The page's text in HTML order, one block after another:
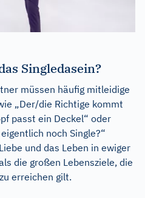
Singledasein?
müssen häufig mitleidige
„Der/die Richtige kommt
passt ein Deckel“ oder
noch Single?“
und das Leben in ewiger
die großen Lebensziele, die
erreichen gilt.